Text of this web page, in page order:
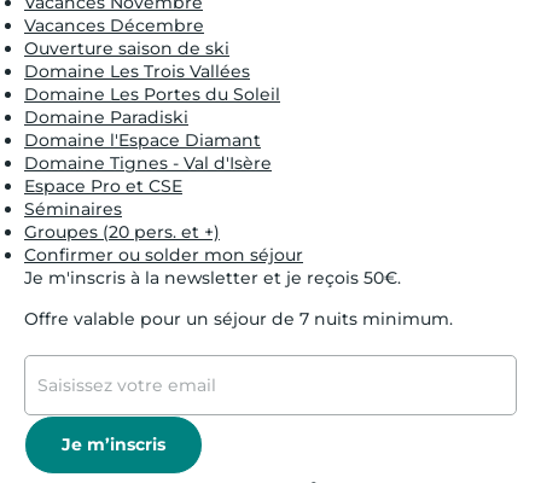
Vacances Décembre
Ouverture saison de ski
Domaine Les Trois Vallées
Domaine Les Portes du Soleil
Domaine Paradiski
Domaine l'Espace Diamant
Domaine Tignes - Val d'Isère
Espace Pro et CSE
Séminaires
Groupes (20 pers. et +)
Confirmer ou solder mon séjour
Je m'inscris à la newsletter et je reçois 50€.
Offre valable pour un séjour de 7 nuits minimum.
Je m’inscris